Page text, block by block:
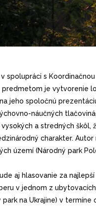
spolupráci s
je vytvorenie
jeho spoločnú
náučných
a stredných
charakter.
území (Národný park
aj hlasovanie za
v jednom z
na Ukrajine) v